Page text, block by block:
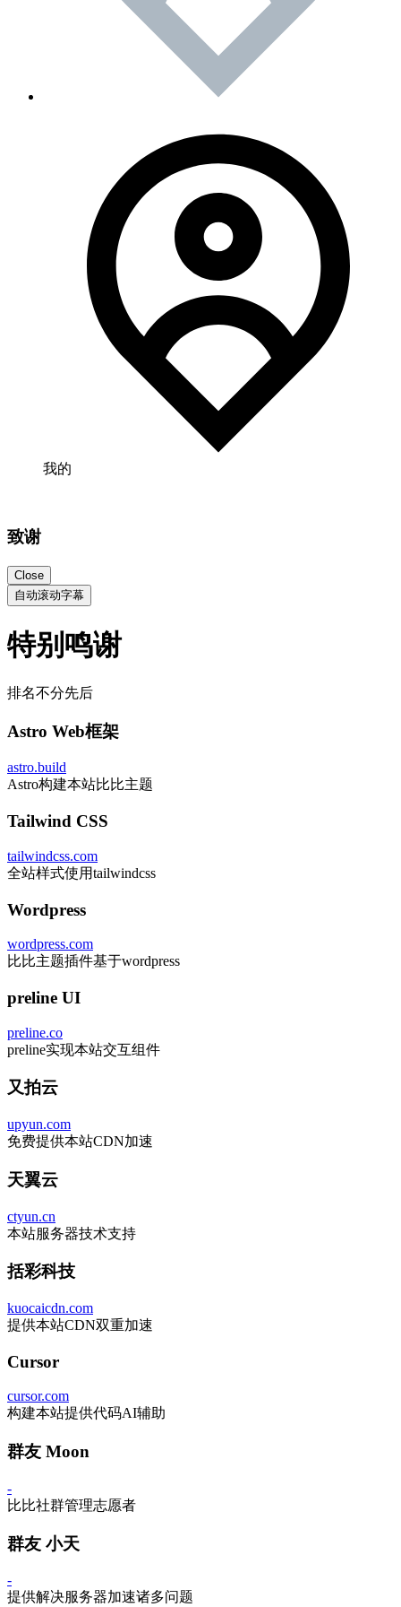
我的
致谢
Close
自动滚动字幕
特别鸣谢
排名不分先后
Astro Web框架
astro.build
Astro构建本站比比主题
Tailwind CSS
tailwindcss.com
全站样式使用tailwindcss
Wordpress
wordpress.com
比比主题插件基于wordpress
preline UI
preline.co
preline实现本站交互组件
又拍云
upyun.com
免费提供本站CDN加速
天翼云
ctyun.cn
本站服务器技术支持
括彩科技
kuocaicdn.com
提供本站CDN双重加速
Cursor
cursor.com
构建本站提供代码AI辅助
群友 Moon
-
比比社群管理志愿者
群友 小天
-
提供解决服务器加速诸多问题